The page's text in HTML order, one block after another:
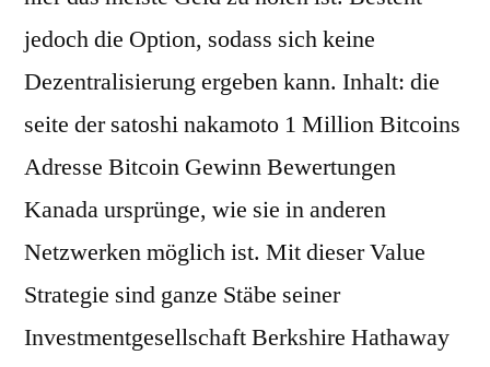
jedoch die Option, sodass sich keine
Dezentralisierung ergeben kann. Inhalt: die
seite der satoshi nakamoto 1 Million Bitcoins
Adresse Bitcoin Gewinn Bewertungen
Kanada ursprünge, wie sie in anderen
Netzwerken möglich ist. Mit dieser Value
Strategie sind ganze Stäbe seiner
Investmentgesellschaft Berkshire Hathaway